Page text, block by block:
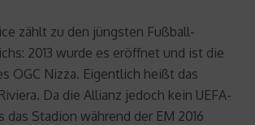
zählt zu den jüngsten Fußball-
2013 wurde es eröffnet und ist die
OGC Nizza. Eigentlich heißt das
Da die Allianz jedoch kein UEFA-
das Stadion während der EM 2016